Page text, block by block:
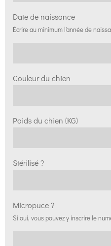
Date de naissance
Écrire au minimum l'année de
Couleur du chien
Poids du chien (KG)
Stérilisé ?
Micropuce ?
Si oui, vous pouvez y inscrire le